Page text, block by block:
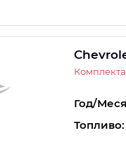
Год/
Топливо: